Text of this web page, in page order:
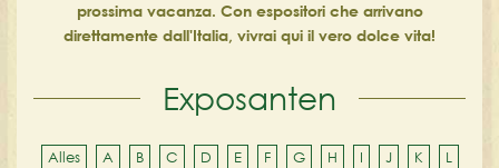
prossima vacanza. Con espositori che arrivano
direttamente dall'Italia, vivrai qui il vero dolce vita!
Exposanten
Alles A B C D E F G H I J K
L